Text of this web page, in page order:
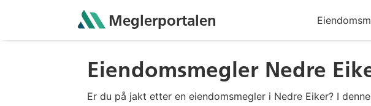
Meglerportalen
Eiendomsmegler Nedre
Er du på jakt etter en eiendomsmegler i Nedre Eiker? I